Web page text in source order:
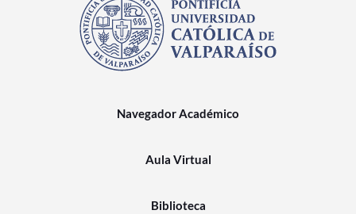
Navegador Académico
Aula Virtual
Biblioteca